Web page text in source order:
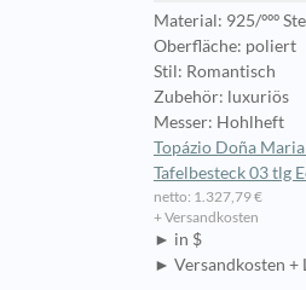
Material: 925/ººº
Oberfläche: poliert
Stil: Romantisch
Zubehör: luxuriös
Messer: Hohlheft
Topázio Doña
Tafelbesteck 03 tlg
netto: 1.327,79 €
+ Versandkosten
► in $
► Versandkosten +